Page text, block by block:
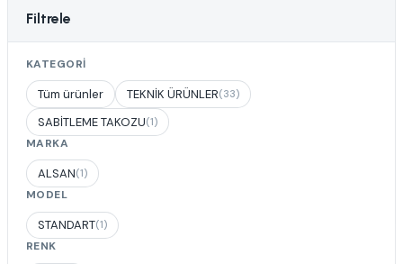
Filtrele
KATEGORI
Tüm ürünler TEKNİK ÜRÜNLER(33)
SABİTLEME TAKOZU(1)
MARKA
ALSAN(1)
MODEL
STANDART(1)
RENK